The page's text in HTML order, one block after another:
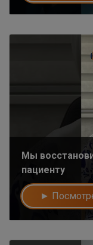
Мы
пациенту
►